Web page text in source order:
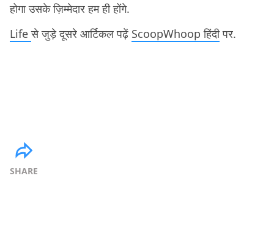
होगा उसके ज़िम्मेदार हम ही होंगे.
Lifeसे जुड़े दूसरे आर्टिकल पढ़ें ScoopWhoop हिंदीपर.
SHARE